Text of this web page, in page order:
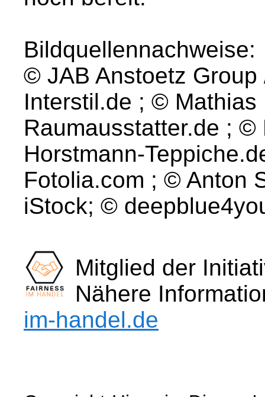
Bildquellennachweise:
© JAB Anstoetz
Interstil.de ; © Mathias
Raumausstatter.de ;
Horstmann-
Fotolia.com ; © Anton
iStock; ©
Mitglied der
Nähere
im-handel.de